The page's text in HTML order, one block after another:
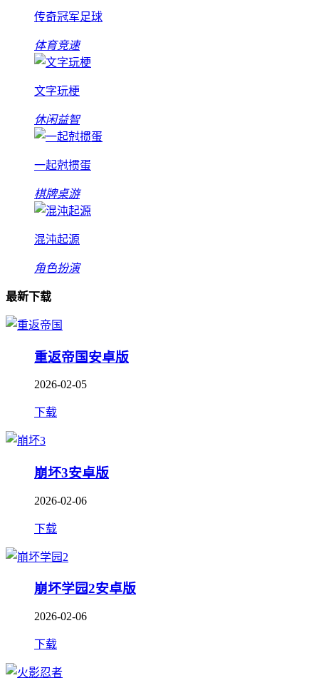
传奇冠军足球
体育竞速
文字玩梗
休闲益智
一起尅掼蛋
棋牌桌游
混沌起源
角色扮演
最新下载
重返帝国安卓版
2026-02-05
下载
崩坏3安卓版
2026-02-06
下载
崩坏学园2安卓版
2026-02-06
下载